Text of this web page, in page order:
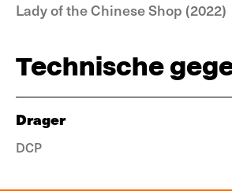
Lady of the Chinese Shop (2022)
Technische
Drager
DCP